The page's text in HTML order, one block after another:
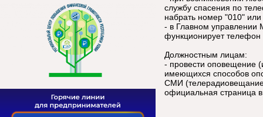
службу спасения по
набрать номер "010"
- в Главном управлении
функционирует
Должностным лицам:
- провести оповещение
имеющихся способов
СМИ
официальная страница